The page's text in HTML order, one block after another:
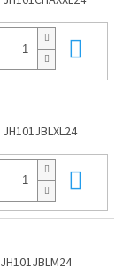
JH101JBLXL24
JH101JBLM24